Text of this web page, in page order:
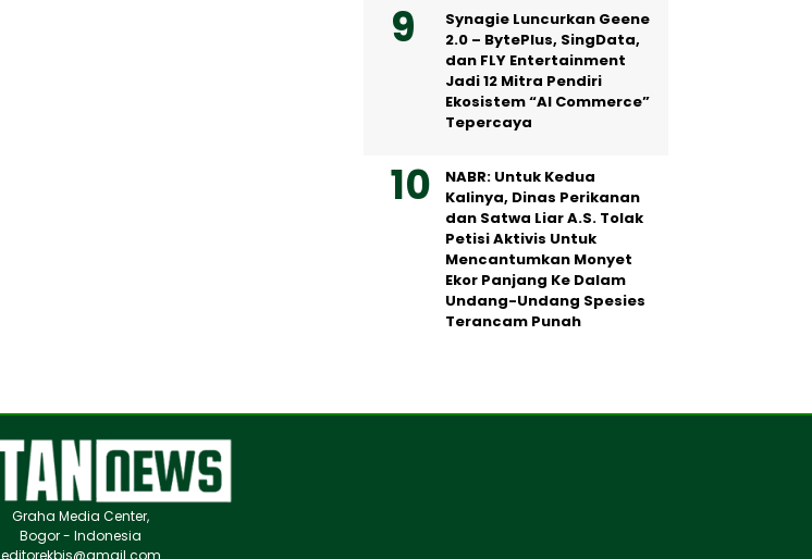
Synagie Luncurkan Geene
2.0 – BytePlus, SingData,
dan FLY Entertainment
Jadi 12 Mitra Pendiri
Ekosistem “AI Commerce”
Tepercaya
NABR: Untuk Kedua
Kalinya, Dinas Perikanan
dan Satwa Liar A.S. Tolak
Petisi Aktivis Untuk
Mencantumkan Monyet
Ekor Panjang Ke Dalam
Undang-Undang Spesies
Terancam Punah
Graha Media Center,
Bogor - Indonesia
editorekbis@gmail.com